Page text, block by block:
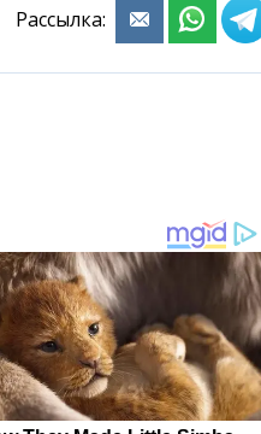
Рассылка: